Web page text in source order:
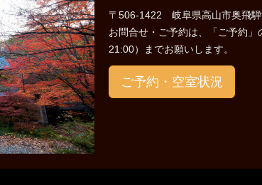
〒506-1422 岐阜県高山市奥飛
お問合せ・ご予約は、「ご予約
21:00）までお願いします。
ご予約・空室状況